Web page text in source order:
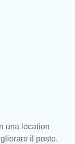
una location
il posto.